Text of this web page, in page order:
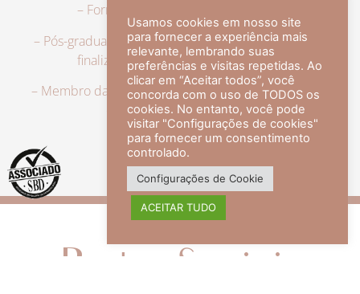
– Formação em Medicina pela UFRJ.
– Pós-graduação em Dermatologia pela UFRJ, tendo
finalizado a especialização em 2007.
– Membro da Sociedade Brasileira de Dermatologia,
com título de especialista.
veja mais +
Redes Sociais
Usamos cookies em nosso site
para fornecer a experiência mais
relevante, lembrando suas
preferências e visitas repetidas. Ao
clicar em “Aceitar todos”, você
concorda com o uso de TODOS os
cookies. No entanto, você pode
visitar "Configurações de cookies"
para fornecer um consentimento
controlado.
Configurações de Cookie
ACEITAR TUDO